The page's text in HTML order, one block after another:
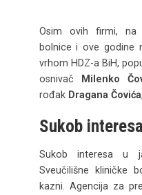
Osim ovih firmi, na
bolnice i ove godine
vrhom HDZ-a BiH,
osnivač
Milenko
rođak Dragana Čovića
Sukob
Sukob interesa u
Sveučilišne kliničke
kazni. Agencija za